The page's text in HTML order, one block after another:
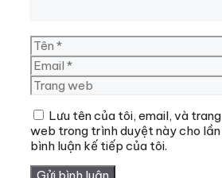
Tên
Email
Trang
web
Lưu tên của tôi, email, và trang
web trong trình duyệt này cho lần
bình luận kế tiếp của tôi.